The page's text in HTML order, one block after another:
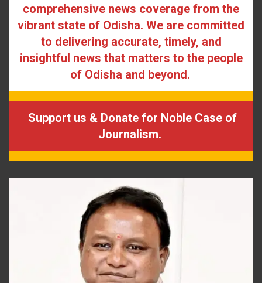
comprehensive news coverage from the
vibrant state of Odisha. We are committed
to delivering accurate, timely, and
insightful news that matters to the people
of Odisha and beyond.
Support us & Donate for Noble Case of
Journalism.